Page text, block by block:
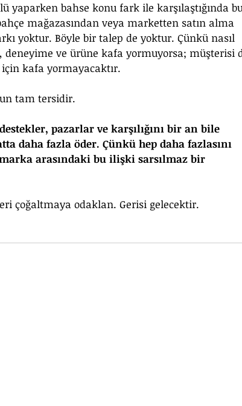
yaparken bahse konu fark ile karşılaştığında
mağazasından veya marketten satın alma
yoktur. Böyle bir talep de yoktur. Çünkü nasıl
deneyime ve ürüne kafa yormuyorsa; müşterisi
kafa yormayacaktır.
tam tersidir.
pazarlar ve karşılığını bir an bile
daha fazla öder. Çünkü hep daha fazlasını
arasındaki bu ilişki sarsılmaz bir
çoğaltmaya odaklan. Gerisi gelecektir.